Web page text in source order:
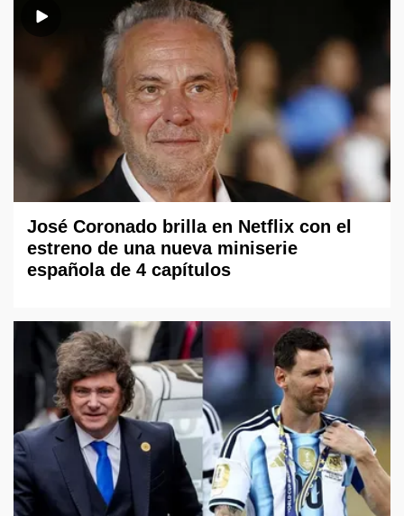
José Coronado brilla en Netflix con el
estreno de una nueva miniserie
española de 4 capítulos